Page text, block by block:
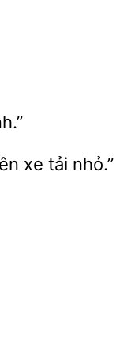
xe tải nhỏ.”